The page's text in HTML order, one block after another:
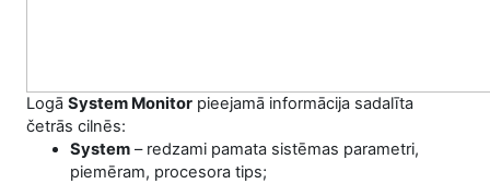
Logā System Monitor pieejamā informācija sadalīta
četrās cilnēs:
System – redzami pamata sistēmas parametri,
piemēram, procesora tips;